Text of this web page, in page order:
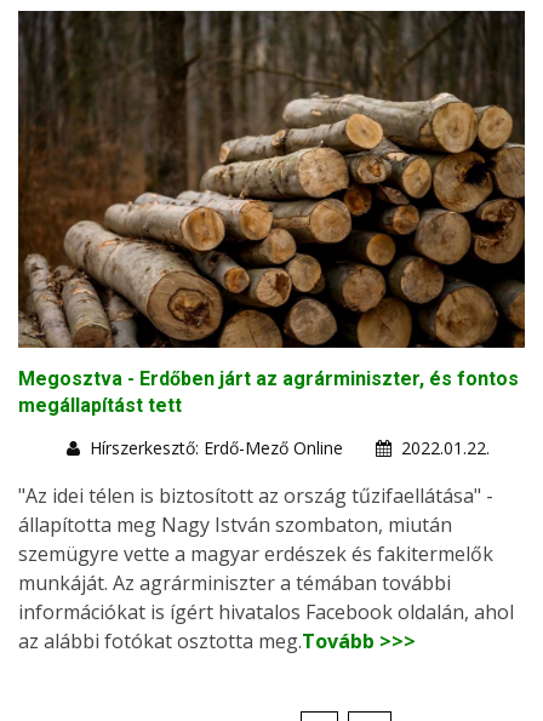
Megosztva - Erdőben járt az agrárminiszter, és fontos
megállapítást tett
Hírszerkesztő: Erdő-Mező Online
2022.01.22.
"Az idei télen is biztosított az ország tűzifaellátása" -
állapította meg Nagy István szombaton, miután
szemügyre vette a magyar erdészek és fakitermelők
munkáját. Az agrárminiszter a témában további
információkat is ígért hivatalos Facebook oldalán, ahol
az alábbi fotókat osztotta meg.Tovább >>>